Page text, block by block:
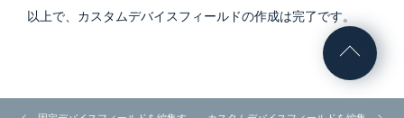
以上で、カスタムデバイスフィールドの作成は完了です。